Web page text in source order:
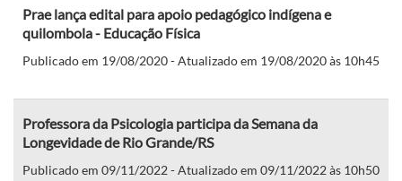
Prae lança edital para apoio pedagógico indígena e
quilombola - Educação Física
Publicado em 19/08/2020 - Atualizado em 19/08/2020 às 10h45
Professora da Psicologia participa da Semana da
Longevidade de Rio Grande/RS
Publicado em 09/11/2022 - Atualizado em 09/11/2022 às 10h50